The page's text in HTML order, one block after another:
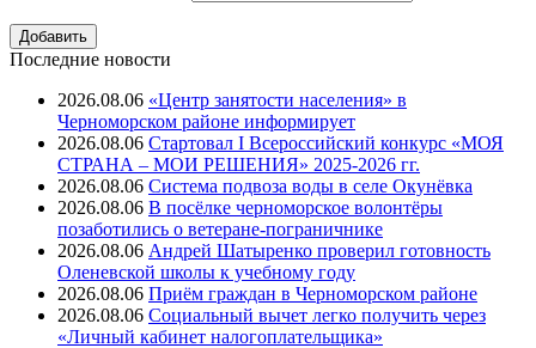
Последние новости
2026.08.06 «Центр занятости населения» в
Черноморском районе информирует
2026.08.06 Стартовал I Всероссийский конкурс «МОЯ
СТРАНА – МОИ РЕШЕНИЯ» 2025-2026 гг.
2026.08.06 Система подвоза воды в селе Окунёвка
2026.08.06 В посёлке черноморское волонтёры
позаботились о ветеране-пограничнике
2026.08.06 Андрей Шатыренко проверил готовность
Оленевской школы к учебному году
2026.08.06 Приём граждан в Черноморском районе
2026.08.06 Социальный вычет легко получить через
«Личный кабинет налогоплательщика»